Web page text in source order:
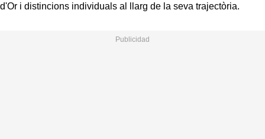
d'Or i distincions individuals al llarg de la seva trajectòria.